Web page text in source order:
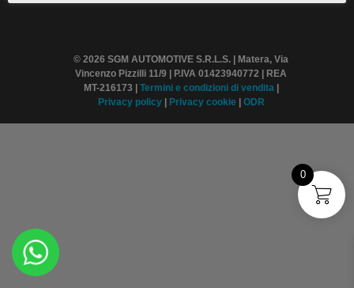
© 2026 SGM AUTOMOTIVE S.R.L.S. | Matera, Via
Vincenzo Pizzilli 11/9 | P.IVA 01423940772 | REA
MT-216173 |
Termini e condizioni di vendita
Privacy policy
Privacy cookie ODR
0